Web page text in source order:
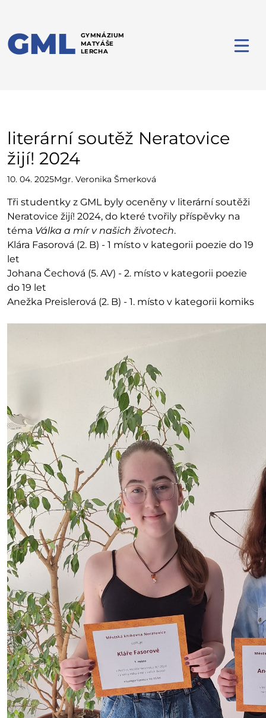
GML GYMNÁZIUM
MATYÁŠE
LERCHA
literární soutěž Neratovice
žijí! 2024
10. 04. 2025Mgr. Veronika Šmerková
Tři studentky z GML byly oceněny v literární soutěži
Neratovice žijí! 2024, do které tvořily příspěvky na
téma Válka a mír v našich životech.
Klára Fasorová (2. B) - 1 místo v kategorii poezie do 19
let
Johana Čechová (5. AV) - 2. místo v kategorii poezie
do 19 let
Anežka Preislerová (2. B) - 1. místo v kategorii komiks